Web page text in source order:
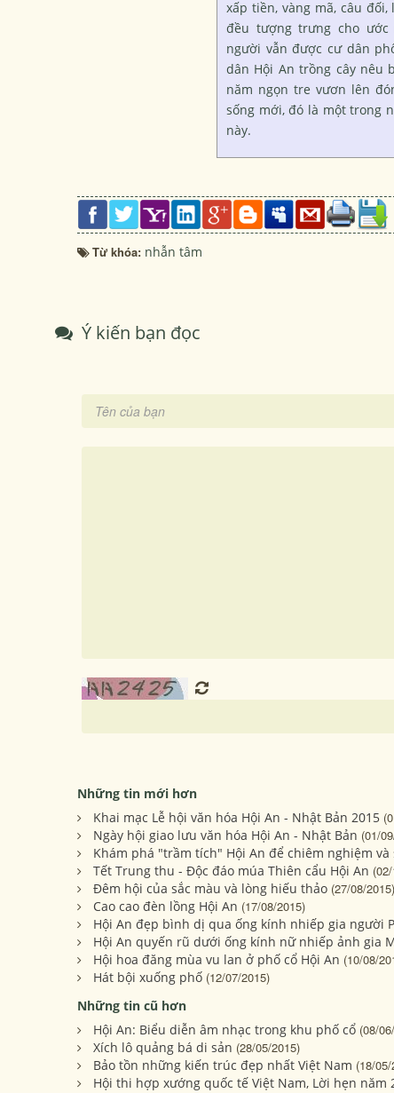
xấp tiền, vàng mã, câu
đều tượng trưng cho ước
người vẫn được cư dân
dân Hội An trồng cây nêu
năm ngọn tre vươn lên
sống mới, đó là một trong
này.
Từ khóa: nhẫn tâm
Ý kiến bạn đọc
Những tin mới hơn
Khai mạc Lễ hội văn hóa Hội An - Nhật Bản 2015
Ngày hội giao lưu văn hóa Hội An - Nhật Bản (01/
Khám phá "trầm tích" Hội An để chiêm nghiệm và
Tết Trung thu - Độc đáo múa Thiên cẩu Hội An
Đêm hội của sắc màu và lòng hiếu thảo (27/08/2015)
Cao cao đèn lồng Hội An (17/08/2015)
Hội An đẹp bình dị qua ống kính nhiếp gia người
Hội An quyến rũ dưới ống kính nữ nhiếp ảnh gia
Hội hoa đăng mùa vu lan ở phố cổ Hội An (10/08/
Hát bội xuống phố (12/07/2015)
Những tin cũ hơn
Hội An: Biểu diễn âm nhạc trong khu phố cổ (08/
Xích lô quảng bá di sản (28/05/2015)
Bảo tồn những kiến trúc đẹp nhất Việt Nam (18/
Hội thi hợp xướng quốc tế Việt Nam, Lời hẹn năm